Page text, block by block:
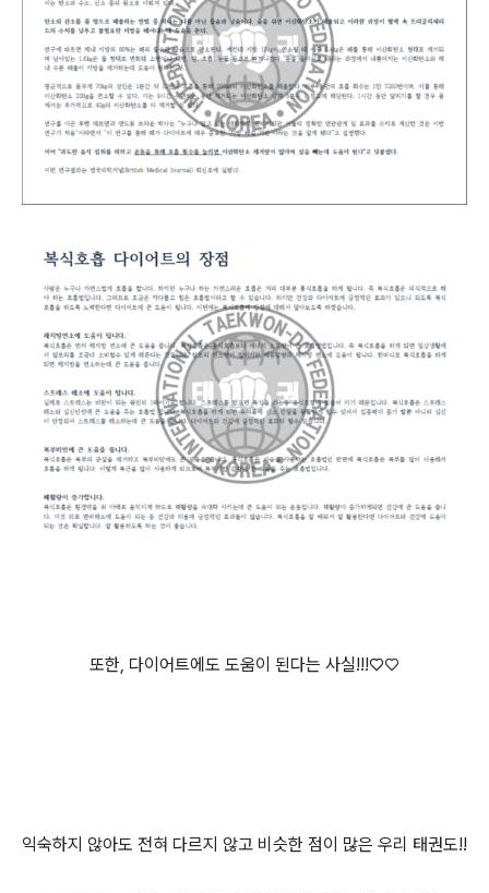
또한, 다이어트에도 도움이 된다는 사실!!!♡♡
익숙하지 않아도 전혀 다르지 않고 비슷한 점이 많은 우리 태권도!!